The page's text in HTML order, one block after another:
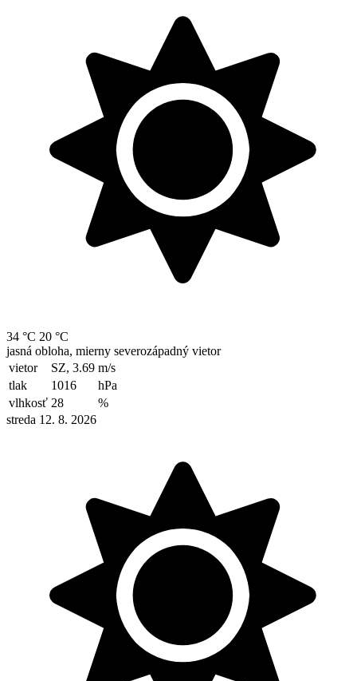
34 °C 20 °C
jasná obloha, mierny severozápadný vietor
vietor
SZ, 3.69 m/s
tlak
1016
hPa
vlhkosť 28
%
streda 12. 8. 2026